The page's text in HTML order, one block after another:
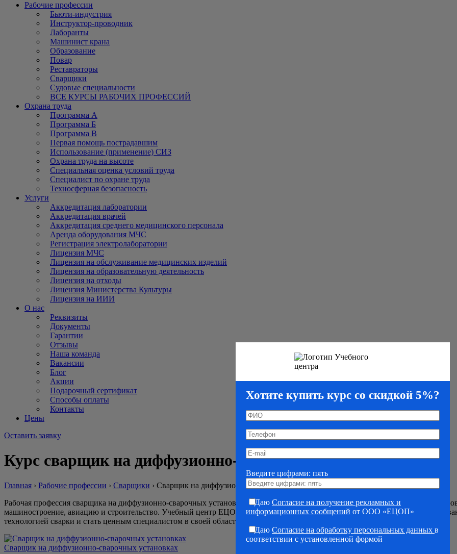
Рабочие профессии
Бьюти-индустрия
Инструктор-проводник
Лаборанты
Машинист крана
Образование
Повар
Реставраторы
Сварщики
Судовые специальности
ВСЕ КУРСЫ РАБОЧИХ ПРОФЕССИЙ
Охрана труда
Программа А
Программа Б
Программа В
Первая помощь пострадавшим
Использование (применение) СИЗ
Охрана труда на высоте
Специальная оценка условий труда
Специалист по охране труда
Техносферная безопасность
Услуги
Аккредитация лаборатории
Аккредитация врачей
Аккредитация среднего медицинского персонала
Аренда оборудования МЧС
Регистрация электролаборатории
Лицензия МЧС
Лицензия на обслуживание медицинских изделий
Лицензия на образовательную деятельность
Лицензия на отходы
Лицензия Министерства Культуры
Лицензия на ИИИ
О нас
Реквизиты
Документы
Гарантии
Отзывы
Наша команда
Вакансии
Блог
Акции
Подарочный сертификат
Способы оплаты
Контакты
Цены
Оставить заявку
Курс cварщик на диффузионно-сварочных установках
Главная › Рабочие профессии › Сварщики › Сварщик на диффузионно-сварочных установках
Рабочая профессия сварщика на диффузионно-сварочных установках – это высококвалифицированная специальность,
машиностроение, авиацию и строительство. Учебный центр ЕЦОП в Санкт-Петербурге предлагает вам пройти
технологией сварки и стать ценным специалистом в своей области.
Сварщик на диффузионно-сварочных установках
Хотите купить курс со скидкой 5%?
Введите цифрами: пять
Даю Согласие на получение рекламных и
информационных сообщений от ООО «ЕЦОП»
Даю Согласие на обработку персональных данных в
соответствии с установленной формой